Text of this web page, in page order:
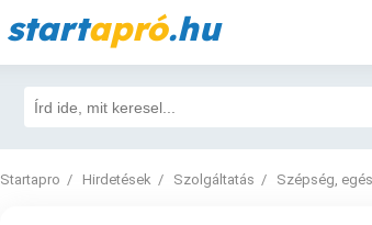
startapró.hu
Startapro Hirdetések Szolgáltatás Szépség,